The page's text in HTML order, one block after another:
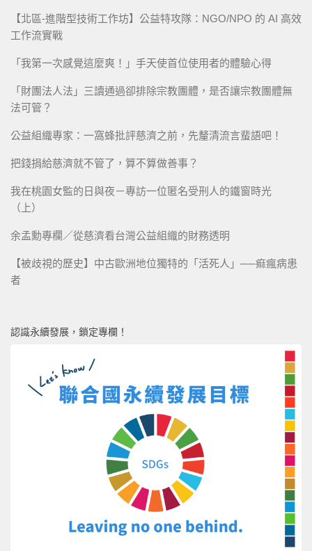
【北區-進階型技術工作坊】公益特攻隊：NGO/NPO 的 AI 高效
工作流實戰
「我第一次感覺這麼爽！」手天使首位使用者的體驗心得
「財團法人法」三讀通過卻排除宗教團體，是否讓宗教團體無
法可管？
公益組織專家：一窩蜂批評慈濟之前，先釐清流言蜚語吧！
把錢捐給慈濟就不管了，算不算做善事？
我在桃園女監的日與夜－專訪一位匿名受刑人的鐵窗時光
（上）
余孟勳專欄／從慈濟看台灣公益組織的財務透明
【被歧視的歷史】中古歐洲地位獨特的「活死人」──痲瘋病患
者
認識永續發展，鎖定專欄！